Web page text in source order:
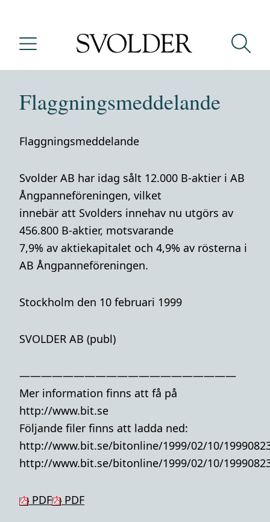
Flaggningsmeddelande
Flaggningsmeddelande
Svolder AB har idag sålt 12.000 B-aktier i AB
Ångpanneföreningen, vilket
innebär att Svolders innehav nu utgörs av
456.800 B-aktier, motsvarande
7,9% av aktiekapitalet och 4,9% av rösterna i
AB Ångpanneföreningen.
Stockholm den 10 februari 1999
SVOLDER AB (publ)
————————————————————
Mer information finns att få på
http://www.bit.se
Följande filer finns att ladda ned:
http://www.bit.se/bitonline/1999/02/10/
http://www.bit.se/bitonline/1999/02/10/
PDF PDF